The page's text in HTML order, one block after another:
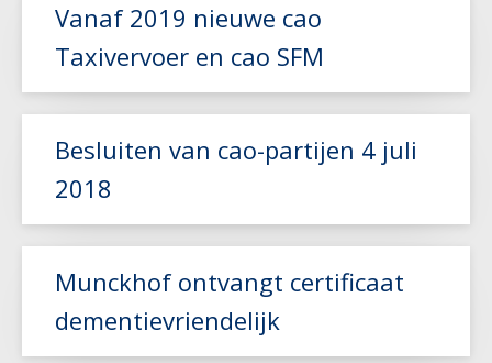
Lees meer
Vanaf 2019 nieuwe cao
Taxivervoer en cao SFM
Besluiten van cao-partijen 4 juli
2018
Munckhof ontvangt certificaat
dementievriendelijk